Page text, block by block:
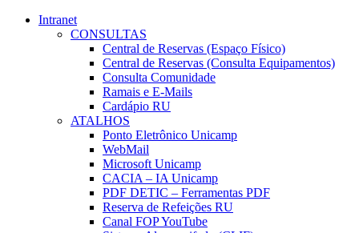
Intranet
CONSULTAS
Central de Reservas (Espaço Físico)
Central de Reservas (Consulta Equipamentos)
Consulta Comunidade
Ramais e E-Mails
Cardápio RU
ATALHOS
Ponto Eletrônico Unicamp
WebMail
Microsoft Unicamp
CACIA – IA Unicamp
PDF DETIC – Ferramentas PDF
Reserva de Refeições RU
Canal FOP YouTube